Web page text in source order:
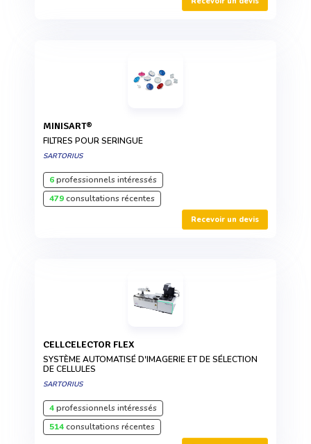
MINISART®
FILTRES POUR SERINGUE
SARTORIUS
6professionnels intéressés
479consultations récentes
Recevoir un devis
CELLCELECTOR FLEX
SYSTÈME AUTOMATISÉ D'IMAGERIE ET DE SÉLECTION
DE CELLULES
SARTORIUS
4professionnels intéressés
514consultations récentes